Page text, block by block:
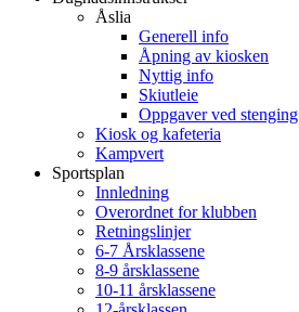
Åslia
Generell info
Åpning av kiosken
Nyttig info
Skiutleie
Oppgaver ved stenging
Kiosk og kafeteria
Kampvert
Sportsplan
Innledning
Overordnet for klubben
Retningslinjer
6-7 Årsklassene
8-9 årsklassene
10-11 årsklassene